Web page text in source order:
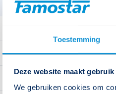
Toestemming
Deze website maakt
We gebruiken cookies om
Vluchtrouteaanduiding,